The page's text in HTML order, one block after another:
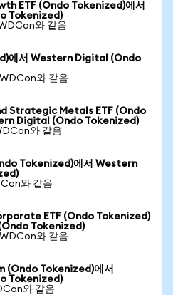
ETF (Ondo Tokenized)에서
Tokenized)
와 같음
에서 Western Digital (Ondo
와 같음
Strategic Metals ETF (Ondo
Digital (Ondo Tokenized)
와 같음
Tokenized)에서 Western
와 같음
ETF (Ondo Tokenized)
Tokenized)
와 같음
Tokenized)에서
Tokenized)
와 같음